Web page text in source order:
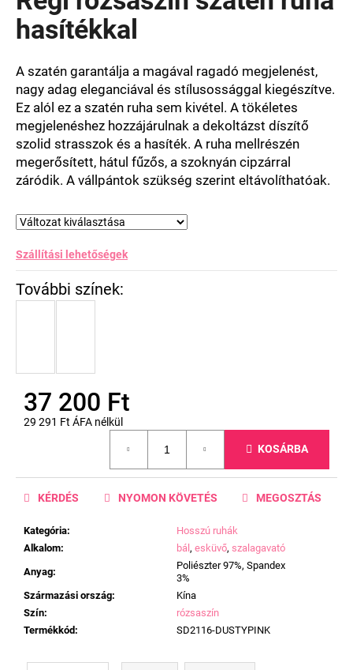
értékelése
5-
csillag.
hasítékkal
A szatén garantálja a magával ragadó megjelenést,
nagy adag eleganciával és stílusossággal kiegészítve.
Ez alól ez a szatén ruha sem kivétel. A tökéletes
megjelenéshez hozzájárulnak a dekoltázst díszítő
szolid strasszok és a hasíték. A ruha mellrészén
megerősített, hátul fűzős, a szoknyán cipzárral
záródik. A vállpántok szükség szerint eltávolíthatóak.
Szállítási lehetőségek
37 200 Ft
29 291 Ft ÁFA nélkül
KOSÁRBA
Kategória:
Hosszú ruhák
Alkalom: bál, esküvő, szalagavató
Anyag:
Poliészter 97%, Spandex
3%
Származási ország:
Kína
Szín:
rózsaszín
Termékkód: SD2116-DUSTYPINK
KÉRDÉS NYOMON KÖVETÉS MEGOSZTÁS